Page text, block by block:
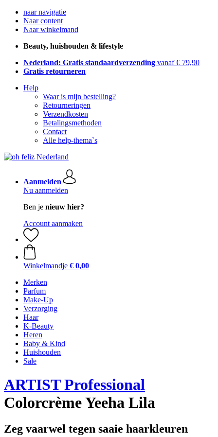
naar navigatie
Naar content
Naar winkelmand
Beauty, huishouden & lifestyle
Nederland: Gratis standaardverzending vanaf € 79,90
Gratis retourneren
Help
Waar is mijn bestelling?
Retourneringen
Verzendkosten
Betalingsmethoden
Contact
Alle help-thema`s
Aanmelden
Nu aanmelden
Ben je nieuw hier?
Account aanmaken
Winkelmandje € 0,00
Merken
Parfum
Make-Up
Verzorging
Haar
K-Beauty
Heren
Baby & Kind
Huishouden
Sale
ARTIST Professional
Colorcrème Yeeha Lila
Zeg vaarwel tegen saaie haarkleuren